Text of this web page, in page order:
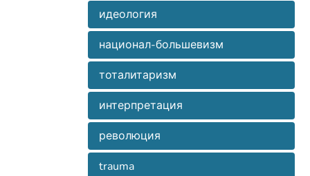
идеология
национал-большевизм
тоталитаризм
интерпретация
революция
trauma